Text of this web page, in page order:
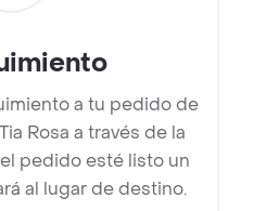
a tu pedido de
Rosa a través de la
pedido esté listo un
al lugar de destino.